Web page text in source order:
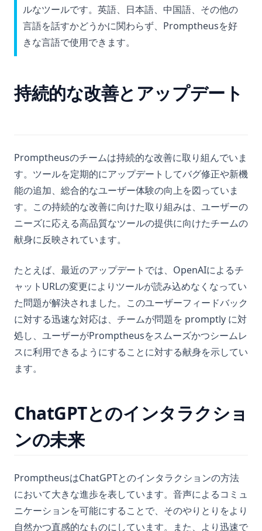
ipykernel: The Python Kernel for Jupyter Notebooks
Explained
nn.Linear in PyTorch: Clearly Explained
python __call__ Method: Everything You Need to Know
ディレクトリ内のすべてのファイルを取得する: ディレクトリの
簡単に.ipynbをPDFに変換する方法
ルなツールです。英語、日本語、中国語、その他の
言語を話すかどうかに関わらず、Promptheusを好
きな言語で使用できます。
持続的な改善とアップデート
Promptheusのチームは持続的な改善に取り組んでいま
す。ツールを定期的にアップデートしてバグ修正や新機
能の追加、総合的なユーザー体験の向上を図っていま
す。この持続的な改善に向けた取り組みは、ユーザーの
ニーズに応える高品質なツールの提供に向けたチームの
献身に反映されています。
たとえば、最近のアップデートでは、OpenAIによるチ
ャットURLの変更によりツールが読み込めなくなってい
た問題が解決されました。このユーザーフィードバック
に対する迅速な対応は、チームが問題を promptly に対
処し、ユーザーがPromptheusをスムーズかつシームレ
スに利用できるようにすることに対する献身を示してい
ます。
ChatGPTとのインタラクショ
ンの未来
PromptheusはChatGPTとのインタラクションの方法
において大きな進歩を表しています。音声によるコミュ
ニケーションを可能にすることで、そのやりとりをより
自然かつ直感的なものにしています。また、より迅速で